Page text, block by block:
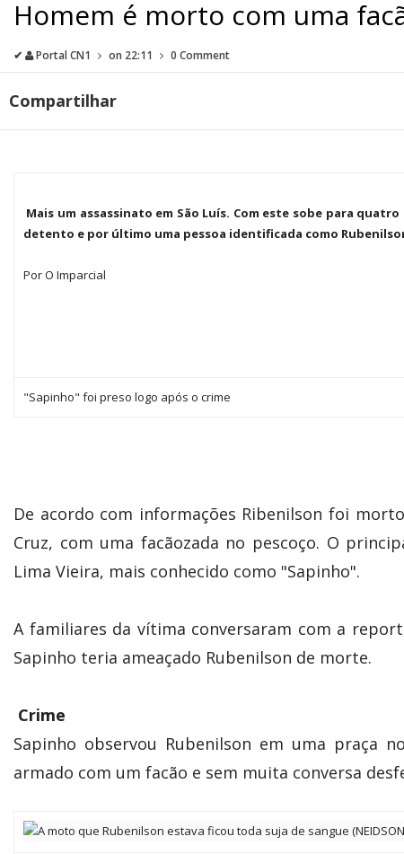
Homem é morto com uma
✔ Portal CN1 on 22:11 0 Comment
Compartilhar
Mais um assassinato em São Luís. Com este sobe para
detento e por último uma pessoa identificada como
Por O Imparcial
"Sapinho" foi preso logo após o crime
De acordo com informações Ribenilson foi
Cruz, com uma facãozada no pescoço. O
Lima Vieira, mais conhecido como "Sapinho".
A familiares da vítima conversaram com a
Sapinho teria ameaçado Rubenilson de morte.
Crime
Sapinho observou Rubenilson em uma praça
armado com um facão e sem muita conversa